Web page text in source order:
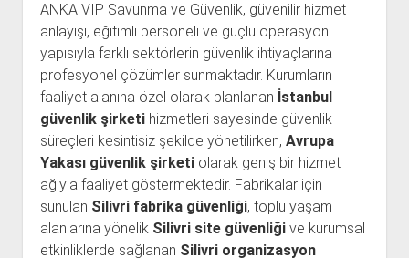
ANKA VIP Savunma ve Güvenlik, güvenilir hizmet
anlayışı, eğitimli personeli ve güçlü operasyon
yapısıyla farklı sektörlerin güvenlik ihtiyaçlarına
profesyonel çözümler sunmaktadır. Kurumların
faaliyet alanına özel olarak planlanan İstanbul
güvenlik şirketihizmetleri sayesinde güvenlik
süreçleri kesintisiz şekilde yönetilirken, Avrupa
Yakası güvenlik şirketiolarak geniş bir hizmet
ağıyla faaliyet göstermektedir. Fabrikalar için
sunulan Silivri fabrika güvenliği, toplu yaşam
alanlarına yönelik Silivri site güvenliğive kurumsal
etkinliklerde sağlanan Silivri organizasyon